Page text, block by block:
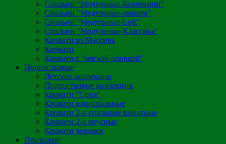
Спальни "Модульные Коллекции"
Спальни "Модульные-эконом"
Спальни "Модульные-Loft"
Спальни "Модульные-Классика"
Кровати из Массива
Кровати
Кровати с "мягкой обивкой"
Подростковые
Детские коллекции
Подростковые коллекции
Кровати "Соня"
Кровати односпальные
Кровати 2-х спальные выкатные
Кровати 2-х ярусные
Кровати чердаки
Прихожие